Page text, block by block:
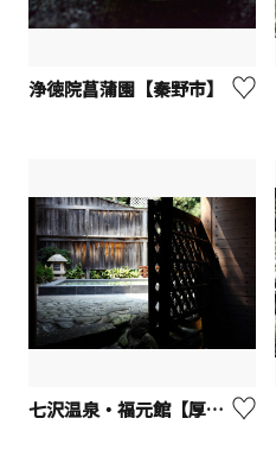
浄徳院菖蒲園【秦野市】
七沢温泉・福元館【厚木市】